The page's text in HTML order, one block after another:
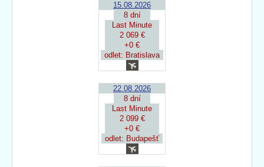
15.08.2026
8 dní
Last Minute
2 069 €
+0 €
odlet: Bratislava
22.08.2026
8 dní
Last Minute
2 099 €
+0 €
odlet: Budapešť